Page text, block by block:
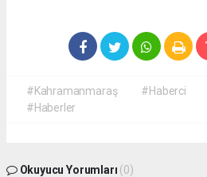
#Kahramanmaraş #Haberci
#Haberler
Okuyucu Yorumları (0)